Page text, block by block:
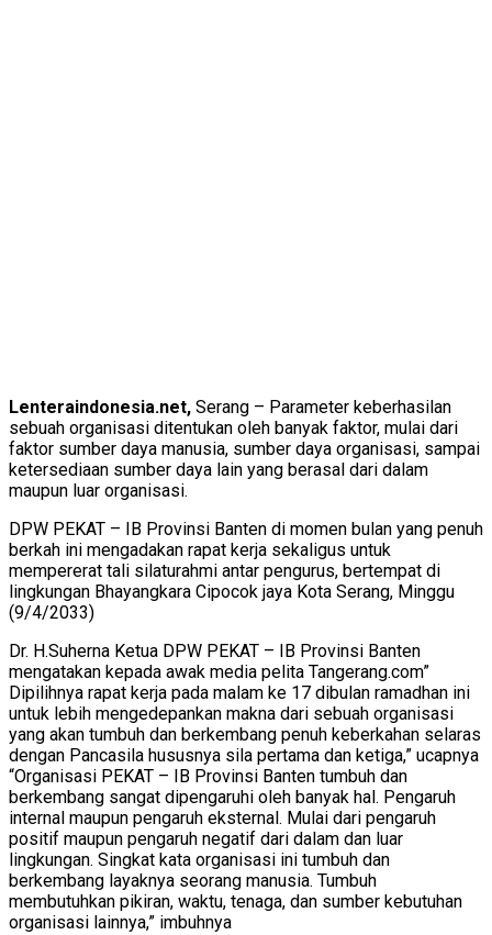
Lenteraindonesia.net, Serang – Parameter keberhasilan
sebuah organisasi ditentukan oleh banyak faktor, mulai dari
faktor sumber daya manusia, sumber daya organisasi, sampai
ketersediaan sumber daya lain yang berasal dari dalam
maupun luar organisasi.
DPW PEKAT – IB Provinsi Banten di momen bulan yang penuh
berkah ini mengadakan rapat kerja sekaligus untuk
mempererat tali silaturahmi antar pengurus, bertempat di
lingkungan Bhayangkara Cipocok jaya Kota Serang, Minggu
(9/4/2033)
Dr. H.Suherna Ketua DPW PEKAT – IB Provinsi Banten
mengatakan kepada awak media pelita Tangerang.com”
Dipilihnya rapat kerja pada malam ke 17 dibulan ramadhan ini
untuk lebih mengedepankan makna dari sebuah organisasi
yang akan tumbuh dan berkembang penuh keberkahan selaras
dengan Pancasila hususnya sila pertama dan ketiga,” ucapnya
“Organisasi PEKAT – IB Provinsi Banten tumbuh dan
berkembang sangat dipengaruhi oleh banyak hal. Pengaruh
internal maupun pengaruh eksternal. Mulai dari pengaruh
positif maupun pengaruh negatif dari dalam dan luar
lingkungan. Singkat kata organisasi ini tumbuh dan
berkembang layaknya seorang manusia. Tumbuh
membutuhkan pikiran, waktu, tenaga, dan sumber kebutuhan
organisasi lainnya,” imbuhnya